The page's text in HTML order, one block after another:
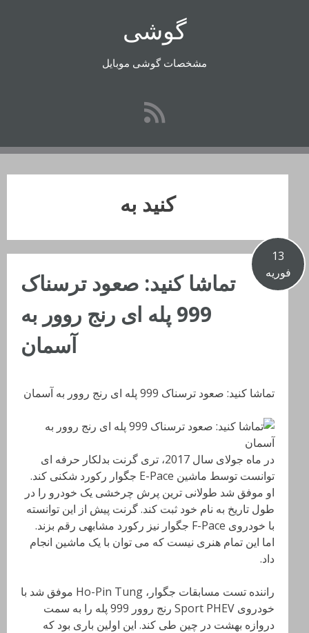
گوشی
مشخصات گوشی موبایل
کنید به
13
فوریه
تماشا کنید: صعود ترسناک
999 پله ای رنج روور به
آسمان
تماشا کنید: صعود ترسناک 999 پله ای رنج روور به آسمان
در ماه جولای سال 2017، تری گرنت بدلکار حرفه ای
توانست توسط ماشین E-Pace جگوار رکورد شکنی کند.
او موفق شد طولانی ترین پرش چرخشی یک خودرو را در
طول تاریخ به نام خود ثبت کند. گرنت پیش از این توانسته
با خودروی F-Pace جگوار نیز رکورد مشابهی رقم بزند.
اما این تمام هنری نیست که می توان با یک ماشین انجام
داد.
راننده تست مسابقات جگوار، Ho-Pin Tung موفق شد با
خودروی Sport PHEV رنج روور 999 پله را به سمت
دروازه بهشت در چین طی کند. این اولین باری بود که